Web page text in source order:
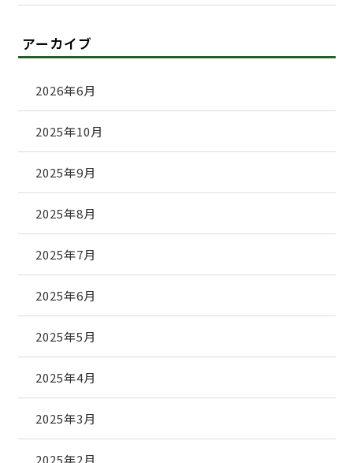
アーカイブ
2026年6月
2025年10月
2025年9月
2025年8月
2025年7月
2025年6月
2025年5月
2025年4月
2025年3月
2025年2月